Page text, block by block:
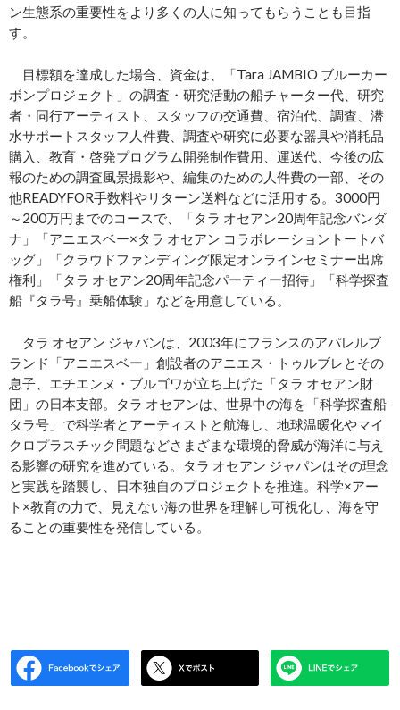
ン生態系の重要性をより多くの人に知ってもらうことも目指
す。
目標額を達成した場合、資金は、「Tara JAMBIO ブルーカー
ボンプロジェクト」の調査・研究活動の船チャーター代、研究
者・同行アーティスト、スタッフの交通費、宿泊代、調査、潜
水サポートスタッフ人件費、調査や研究に必要な器具や消耗品
購入、教育・啓発プログラム開発制作費用、運送代、今後の広
報のための調査風景撮影や、編集のための人件費の一部、その
他READYFOR手数料やリターン送料などに活用する。3000円
～200万円までのコースで、「タラ オセアン20周年記念バンダ
ナ」「アニエスベー×タラ オセアン コラボレーショントートバ
ッグ」「クラウドファンディング限定オンラインセミナー出席
権利」「タラ オセアン20周年記念パーティー招待」「科学探査
船『タラ号』乗船体験」などを用意している。
タラ オセアン ジャパンは、2003年にフランスのアパレルブ
ランド「アニエスベー」創設者のアニエス・トゥルブレとその
息子、エチエンヌ・ブルゴワが立ち上げた「タラ オセアン財
団」の日本支部。タラ オセアンは、世界中の海を「科学探査船
タラ号」で科学者とアーティストと航海し、地球温暖化やマイ
クロプラスチック問題などさまざまな環境的脅威が海洋に与え
る影響の研究を進めている。タラ オセアン ジャパンはその理念
と実践を踏襲し、日本独自のプロジェクトを推進。科学×アー
ト×教育の力で、見えない海の世界を理解し可視化し、海を守
ることの重要性を発信している。